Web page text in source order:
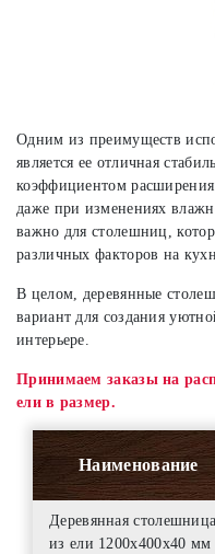
Одним из преимуществ
является ее отличная
коэффициентом расширения
даже при изменениях
важно для столешниц,
различных факторов на
В целом, деревянные
вариант для создания
интерьере.
Принимаем заказы на
ели в размер.
Наименование
Деревянная столешница
из ели 1200х400х40 мм